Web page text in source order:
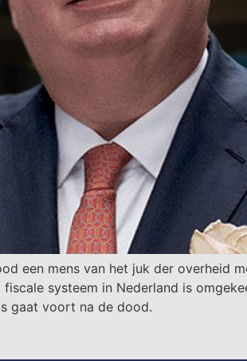
een mens van het juk der overheid
systeem in Nederland is
gaat voort na de dood.